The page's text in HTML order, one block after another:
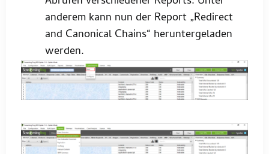
anderem kann nun der Report „Redirect
and Canonical Chains“ heruntergeladen
werden.